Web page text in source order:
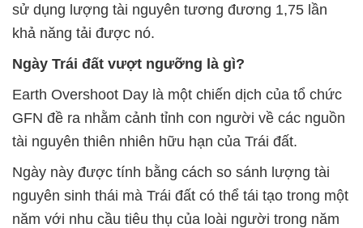
sử dụng lượng tài nguyên tương đương 1,75 lần
khả năng tải được nó.
Ngày Trái đất vượt ngưỡng là gì?
Earth Overshoot Day là một chiến dịch của tổ chức
GFN đề ra nhằm cảnh tỉnh con người về các nguồn
tài nguyên thiên nhiên hữu hạn của Trái đất.
Ngày này được tính bằng cách so sánh lượng tài
nguyên sinh thái mà Trái đất có thể tái tạo trong một
năm với nhu cầu tiêu thụ của loài người trong năm